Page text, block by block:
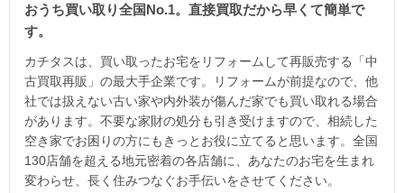
おうち買い取り全国No.1。直接買取だから早くて簡単で
す。
カチタスは、買い取ったお宅をリフォームして再販売する「中
古買取再販」の最大手企業です。リフォームが前提なので、他
社では扱えない古い家や内外装が傷んだ家でも買い取れる場合
があります。不要な家財の処分も引き受けますので、相続した
空き家でお困りの方にもきっとお役に立てると思います。全国
130店舗を超える地元密着の各店舗に、あなたのお宅を生まれ
変わらせ、長く住みつなぐお手伝いをさせてください。
家査定シミュレーター
お問い合わせ